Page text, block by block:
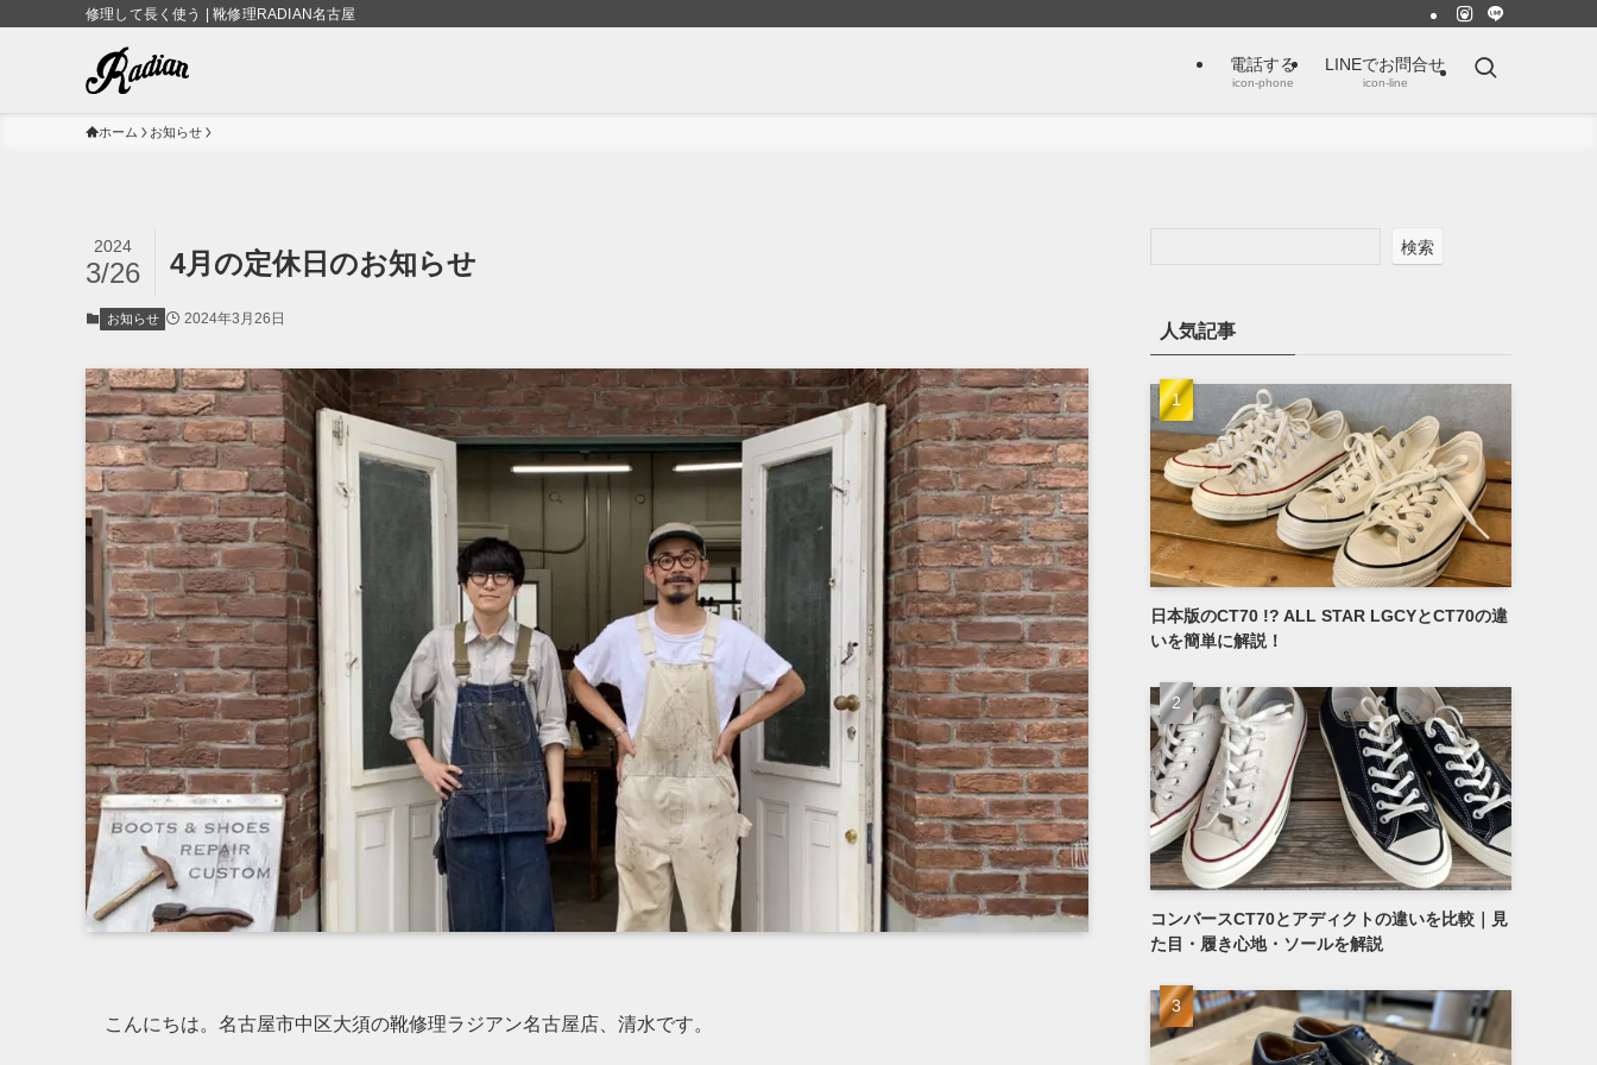
修理して長く使う | 靴修理RADIAN名古屋
電話する
icon-phone
LINEでお問合せ
icon-line
ホーム お知らせ
4月の定休日のお知らせ
2024
3/26
お知らせ 2024年3月26日
こんにちは。名古屋市中区大須の靴修理ラジアン名古屋店、清水です。
検索
人気記事
日本版のCT70 !? ALL STAR LGCYとCT70の違
いを簡単に解説！
コンバースCT70とアディクトの違いを比較｜見
た目・履き心地・ソールを解説